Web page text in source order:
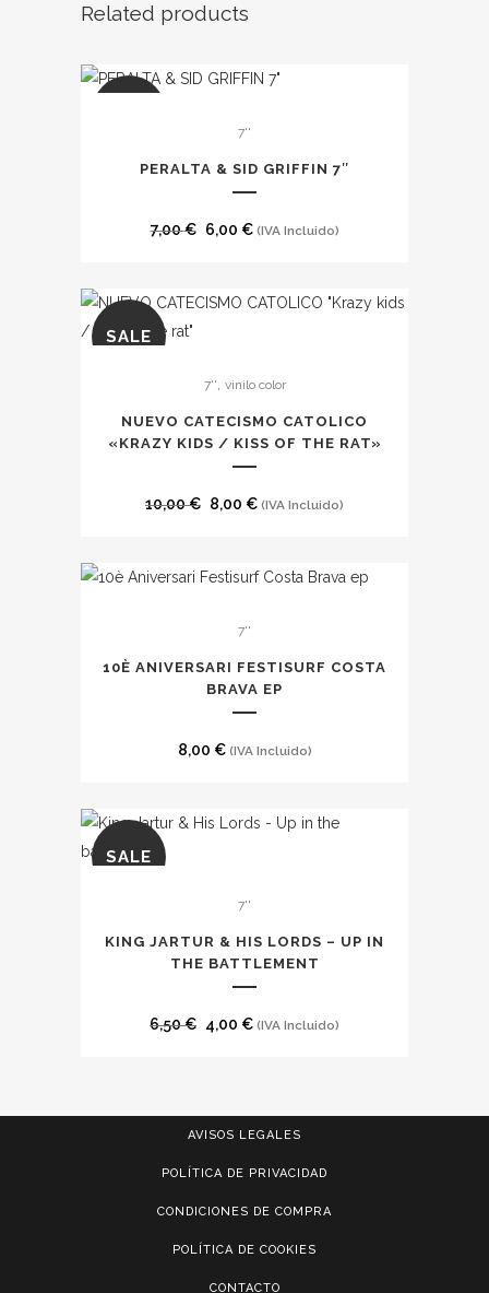
Related products
7''
PERALTA & SID GRIFFIN 7″
7,00€ El
era:
6,00 €El
es:
(IVA Incluido)
SALE
múltiples
pueden
7'' vinilo color
NUEVO CATECISMO CATOLICO
«KRAZY KIDS / KISS OF THE RAT»
10,00€ El
era:
8,00 €El
es:
(IVA Incluido)
7''
10È ANIVERSARI FESTISURF COSTA
BRAVA EP
8,00 € (IVA Incluido)
SALE
7''
KING JARTUR & HIS LORDS – UP IN
THE BATTLEMENT
6,50€ El
6,50 €.
4,00 €El
4,00 €.
(IVA Incluido)
AVISOS LEGALES
POLÍTICA DE PRIVACIDAD
CONDICIONES DE COMPRA
POLÍTICA DE COOKIES
CONTACTO